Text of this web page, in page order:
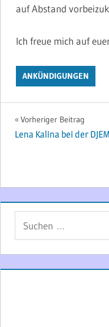
auf Abstand
Ich freue mich auf
ANKÜNDIGUNGEN
Vorheriger Beitrag
Lena Kalina bei der DJEM